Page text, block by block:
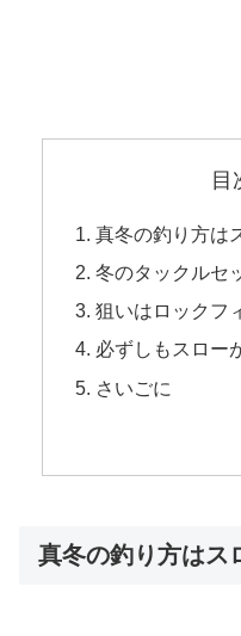
目
真冬の釣り方は
冬のタックルセ
狙いはロックフ
必ずしもスロー
さいごに
真冬の釣り方はス